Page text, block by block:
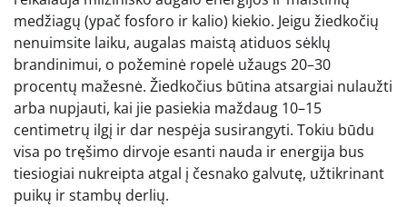
medžiagų (ypač fosforo ir kalio) kiekio. Jeigu žiedkočių
nenuimsite laiku, augalas maistą atiduos sėklų
brandinimui, o požeminė ropelė užaugs 20–30
procentų mažesnė. Žiedkočius būtina atsargiai nulaužti
arba nupjauti, kai jie pasiekia maždaug 10–15
centimetrų ilgį ir dar nespėja susirangyti. Tokiu būdu
visa po tręšimo dirvoje esanti nauda ir energija bus
tiesiogiai nukreipta atgal į česnako galvutę, užtikrinant
puikų ir stambų derlių.